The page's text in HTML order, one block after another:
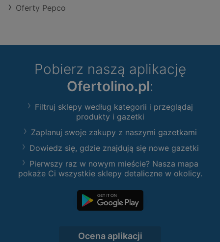
Oferty Pepco
Pobierz naszą aplikację
Ofertolino.pl:
Filtruj sklepy według kategorii i przeglądaj
produkty i gazetki
Zaplanuj swoje zakupy z naszymi gazetkami
Dowiedz się, gdzie znajdują się nowe gazetki
Pierwszy raz w nowym mieście? Nasza mapa
pokaże Ci wszystkie sklepy detaliczne w okolicy.
Ocena aplikacji